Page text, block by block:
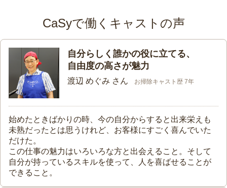
CaSyで働くキャストの声
自分らしく誰かの役に立てる、
自由度の高さが魅力
渡辺 めぐみ さん お掃除キャスト歴 7年
始めたときばかりの時、今の自分からすると出来栄えも
未熟だったとは思うけれど、お客様にすごく喜んでいた
だけた。
この仕事の魅力はいろいろな方と出会えること。そして
自分が持っているスキルを使って、人を喜ばせることが
できること。